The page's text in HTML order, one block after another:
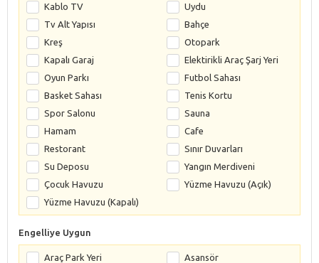
Kablo TV
Uydu
Tv Alt Yapısı
Bahçe
Kreş
Otopark
Kapalı Garaj
Elektirikli Araç Şarj Yeri
Oyun Parkı
Futbol Sahası
Basket Sahası
Tenis Kortu
Spor Salonu
Sauna
Hamam
Cafe
Restorant
Sınır Duvarları
Su Deposu
Yangın Merdiveni
Çocuk Havuzu
Yüzme Havuzu (Açık)
Yüzme Havuzu (Kapalı)
Engelliye Uygun
Araç Park Yeri
Asansör